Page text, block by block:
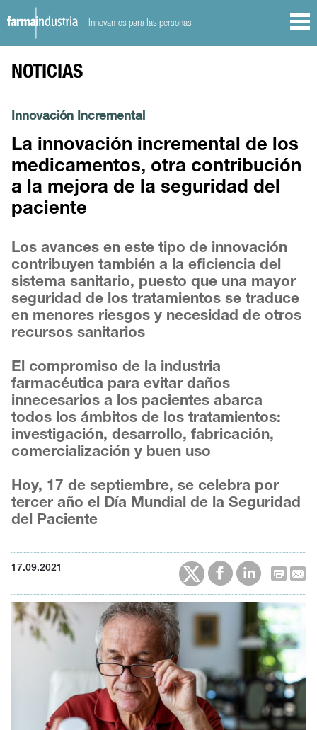
| Innovamos para las personas
NOTICIAS
Innovación Incremental
La innovación incremental de los
medicamentos, otra contribución
a la mejora de la seguridad del
paciente
Los avances en este tipo de innovación
contribuyen también a la eficiencia del
sistema sanitario, puesto que una mayor
seguridad de los tratamientos se traduce
en menores riesgos y necesidad de otros
recursos sanitarios
El compromiso de la industria
farmacéutica para evitar daños
innecesarios a los pacientes abarca
todos los ámbitos de los tratamientos:
investigación, desarrollo, fabricación,
comercialización y buen uso
Hoy, 17 de septiembre, se celebra por
tercer año el Día Mundial de la Seguridad
del Paciente
17.09.2021